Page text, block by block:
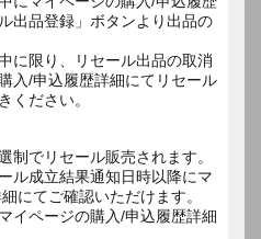
出品登録」ボタンより出品の
に限り、リセール出品の取消
入/申込履歴詳細にてリセール
ください。
でリセール販売されます。
ル成立結果通知日時以降にマ
にてご確認いただけます。
イページの購入/申込履歴詳細